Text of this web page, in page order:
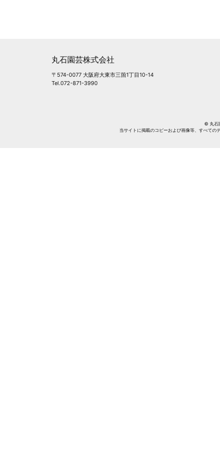
丸石園芸株式会社
〒574-0077 大阪府大東市三箇1丁目10-14
Tel.072-871-3990
© 丸石
当サイトに掲載のコピーおよび画像等、すべての